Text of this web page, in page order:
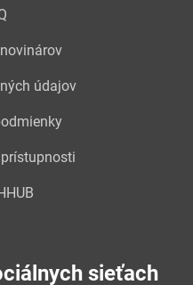
údajov
sieťach